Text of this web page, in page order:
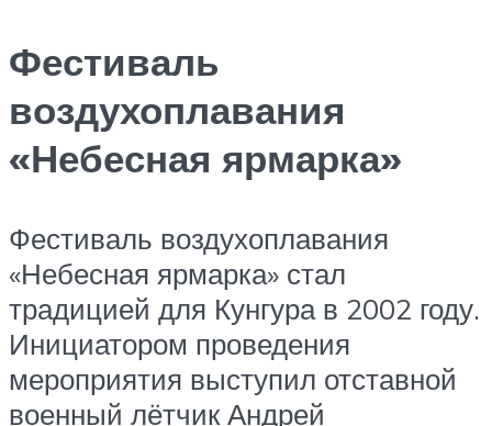
Фестиваль
воздухоплавания
«Небесная ярмарка»
Фестиваль воздухоплавания
«Небесная ярмарка» стал
традицией для Кунгура в 2002 году.
Инициатором проведения
мероприятия выступил отставной
военный лётчик Андрей